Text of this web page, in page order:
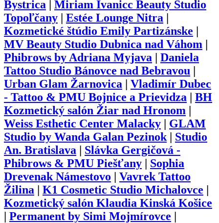
Bystrica
Miriam Ivanicc Beauty Studio
Topoľčany
Estée Lounge Nitra
Kozmetické štúdio Emily Partizánske
MV Beauty Studio Dubnica nad Váhom
Phibrows by Adriana Myjava
Daniela
Tattoo Studio Bánovce nad Bebravou
Urban Glam Žarnovica
Vladimír Dubec
- Tattoo & PMU Bojnice a Prievidza
BH
Kozmetický salón Žiar nad Hronom
Weiss Esthetic Center Malacky
GLAM
Studio by Wanda Galan Pezinok| Studio
An. Bratislava
Slávka Gergičová -
Phibrows & PMU Piešťany
Sophia
Drevenak Námestovo
Vavrek Tattoo
Žilina
K1 Cosmetic Studio Michalovce
Kozmetický salón Klaudia Kinská Košice
Permanent by Simi Mojmírovce